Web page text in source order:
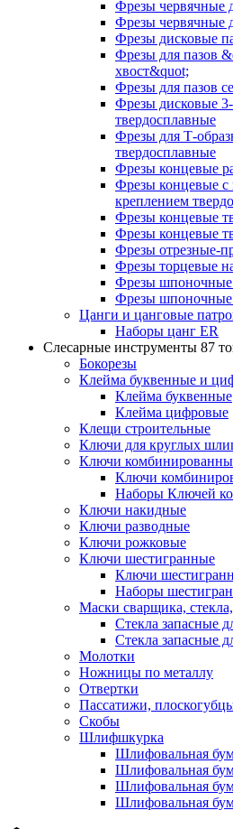
Фрезы червячные
Фрезы червячные
Фрезы дисковые
Фрезы для пазов
хвост&quot;
Фрезы для пазов
Фрезы дисковые
твердосплавные
Фрезы для Т-
твердосплавные
Фрезы концевые
Фрезы концевые с
креплением
Фрезы концевые
Фрезы концевые
Фрезы отрезные-
Фрезы торцевые
Фрезы шпоночные
Фрезы шпоночные
Цанги и цанговые
Наборы цанг ER
Слесарные инструменты 87
Бокорезы
Клейма буквенные и
Клейма буквенные
Клейма цифровые
Клещи строительные
Ключи для круглых
Ключи
Ключи
Наборы Ключей
Ключи накидные
Ключи разводные
Ключи рожковые
Ключи шестигранные
Ключи
Наборы
Маски сварщика,
Стекла запасные
Стекла запасные
Молотки
Ножницы по металлу
Отвертки
Пассатижи,
Скобы
Шлифшкурка
Шлифовальная
Шлифовальная
Шлифовальная
Шлифовальная